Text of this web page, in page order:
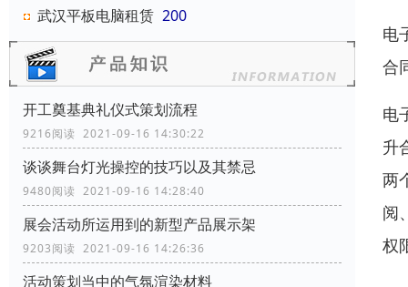
武汉平板电脑租赁 200
开工奠基典礼仪式策划流程
9216阅读 2021-09-16 14:30:22
谈谈舞台灯光操控的技巧以及其禁忌
9480阅读 2021-09-16 14:28:40
展会活动所运用到的新型产品展示架
9203阅读 2021-09-16 14:26:36
活动策划当中的气氛渲染材料
电
合
电
升
两
阅
权